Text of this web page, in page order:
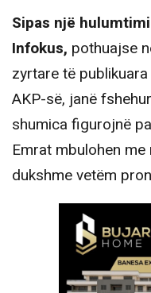
Sipas një
Infokus, pothuajse
zyrtare të
AKP-së, janë
shumica figurojnë
Emrat mbulohen
dukshme vetëm